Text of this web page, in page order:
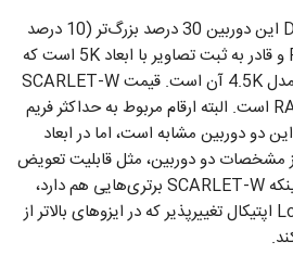
سطح‌فعال سنسور DRAGON این دوربین 30 درصد بزرگ‌تر (10 درصد
عریض‌تر) از سنسور RAVEN و قادر به ثبت تصاویر با ابعاد 5K است که
کمی بزرگ‌تر از حداکثر ابعاد مدل 4.5K آن است. قیمت SCARLET-W
هم 40 درصد بیشتر از RAVEN است. البته ارقام مربوط به حداکثر فریم
دو دوربین مشابه است، اما در ابعاد
مشخصات دو دوربین، مثل قابلیت تعویض
مانت، یکسان است ضمن اینکه SCARLET-W برتری‌هایی هم دارد،
مثل دارا بودن فیلتر Lowpass اپتیکال تغییرپذیر که در ایزوهای بالاتر از